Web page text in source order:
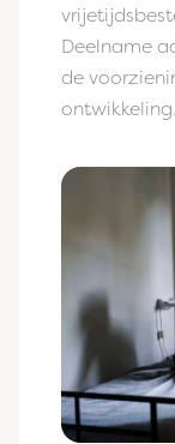
Deelname
de
ontwikkeling.